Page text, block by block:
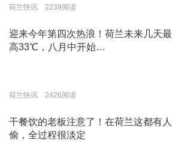
荷兰快讯 2239阅读
迎来今年第四次热浪！荷兰未来几天最
高33℃，八月中开始…
荷兰快讯 2426阅读
干餐饮的老板注意了！在荷兰这都有人
偷，全过程很淡定